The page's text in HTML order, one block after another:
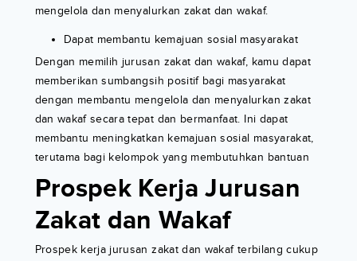
mengelola dan menyalurkan zakat dan wakaf.
Dapat membantu kemajuan sosial masyarakat
Dengan memilih jurusan zakat dan wakaf, kamu dapat
memberikan sumbangsih positif bagi masyarakat
dengan membantu mengelola dan menyalurkan zakat
dan wakaf secara tepat dan bermanfaat. Ini dapat
membantu meningkatkan kemajuan sosial masyarakat,
terutama bagi kelompok yang membutuhkan bantuan
Prospek Kerja Jurusan
Zakat dan Wakaf
Prospek kerja jurusan zakat dan wakaf terbilang cukup